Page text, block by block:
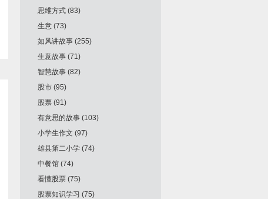
思维方式 (83)
生意 (73)
如风讲故事 (255)
生意故事 (71)
智慧故事 (82)
股市 (95)
股票 (91)
有意思的故事 (103)
小学生作文 (97)
雄县第二小学 (74)
中餐馆 (74)
看懂股票 (75)
股票知识学习 (75)